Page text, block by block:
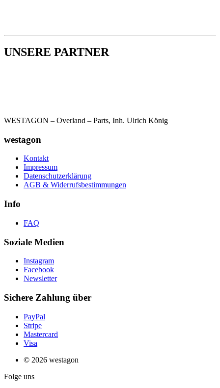
UNSERE PARTNER
WESTAGON – Overland – Parts, Inh. Ulrich König
westagon
Kontakt
Impressum
Datenschutzerklärung
AGB & Widerrufsbestimmungen
Info
FAQ
Soziale Medien
Instagram
Facebook
Newsletter
Sichere Zahlung über
PayPal
Stripe
Mastercard
Visa
© 2026 westagon
Folge uns